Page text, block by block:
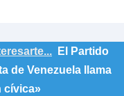
El Partido
de Venezuela llama
cívica»